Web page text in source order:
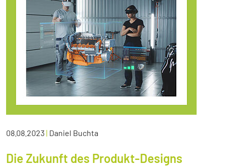
08.08.2023| Daniel Buchta
Die Zukunft des Produkt-Designs